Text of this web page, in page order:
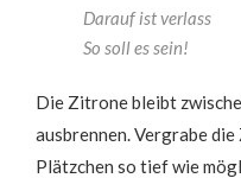
Darauf ist verlass
So soll es sein!
Die Zitrone bleibt
ausbrennen. Vergrabe
Plätzchen so tief wie